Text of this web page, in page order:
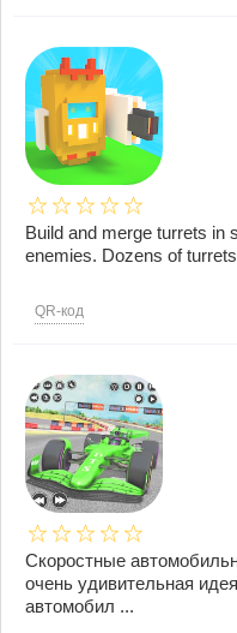
Build and merge turrets in
enemies. Dozens of
QR-код
Скоростные
очень удивительная
автомобил ...